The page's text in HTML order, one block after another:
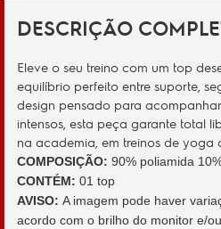
DESCRIÇÃO
Eleve o seu treino com um top
equilíbrio perfeito entre suporte,
design pensado para
intensos, esta peça garante total
na academia, em treinos de yoga
COMPOSIÇÃO: 90% poliamida
CONTÉM: 01 top
AVISO: A imagem pode haver
acordo com o brilho do monitor e/